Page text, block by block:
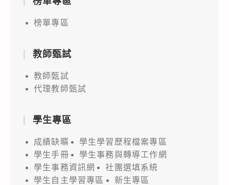
榜單專區
教師甄試
教師甄試
代理教師甄試
學生專區
成績缺曠
學生學習歷程檔案專區
學生手冊
學生事務與轉導工作網
學生事務資訊網
社團選填系統
學生自主學習專區
新生專區